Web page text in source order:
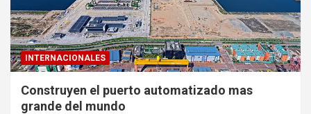
INTERNACIONALES
Construyen el puerto automatizado mas
grande del mundo